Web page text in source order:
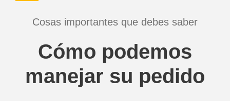
Cosas importantes que debes saber
Cómo podemos
manejar su pedido